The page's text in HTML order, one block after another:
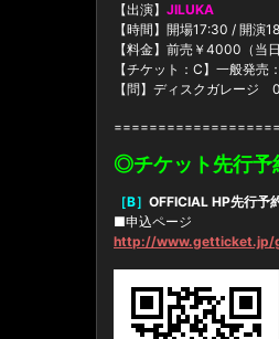
【出演】 JILUKA
【時間】開場17:30 / 開演
【料金】前売￥4000（当
【チケット：C】一般発
【問】ディスクガレー
◎チケット先行予
［B］ OFFICIAL HP先行予
■申込ページ
http://www.getticket.jp/